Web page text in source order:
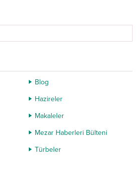
Blog
Hazireler
Makaleler
Mezar Haberleri Bülteni
Türbeler